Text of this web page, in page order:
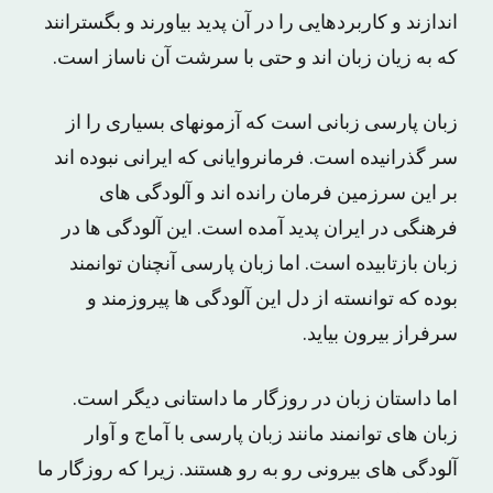
اندازند و کاربردهایی را در آن پدید بیاورند و بگسترانند
که به زیان زبان اند و حتی با سرشت آن ناساز است.
زبان پارسی زبانی است که آزمونهای بسیاری را از
سر گذرانیده است. فرمانروایانی که ایرانی نبوده اند
بر این سرزمین فرمان رانده اند و آلودگی های
فرهنگی در ایران پدید آمده است. این آلودگی ها در
زبان بازتابیده است. اما زبان پارسی آنچنان توانمند
بوده که توانسته از دل این آلودگی ها پیروزمند و
سرفراز بیرون بیاید.
اما داستان زبان در روزگار ما داستانی دیگر است.
زبان های توانمند مانند زبان پارسی با آماج و آوار
آلودگی های بیرونی رو به رو هستند. زیرا که روزگار ما